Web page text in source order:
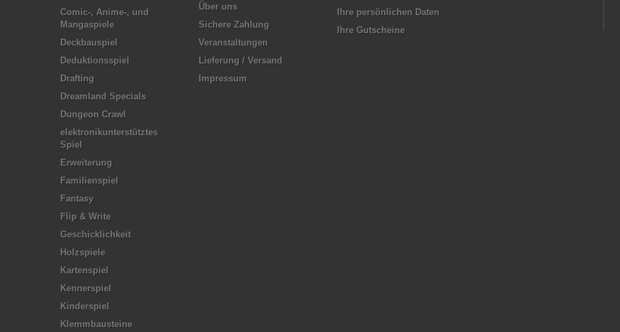
Comic-, Anime-, und
Mangaspiele
Deckbauspiel
Deduktionsspiel
Drafting
Dreamland Specials
Dungeon Crawl
elektronikunterstütztes
Spiel
Erweiterung
Familienspiel
Fantasy
Flip & Write
Geschicklichkeit
Holzspiele
Kartenspiel
Kennerspiel
Kinderspiel
Klemmbausteine
Über uns
Sichere Zahlung
Veranstaltungen
Lieferung / Versand
Impressum
Ihre persönlichen Daten
Ihre Gutscheine